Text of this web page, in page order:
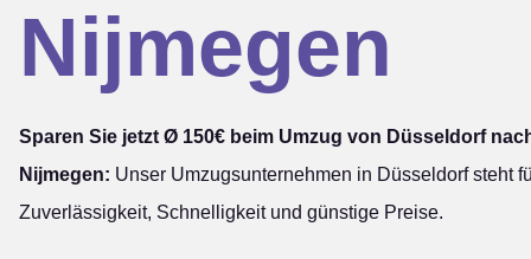
Nijmegen
Sparen Sie jetzt Ø 150€ beim Umzug von Düsseldorf
Nijmegen: Unser Umzugsunternehmen in Düsseldorf steht
Zuverlässigkeit, Schnelligkeit und günstige Preise.